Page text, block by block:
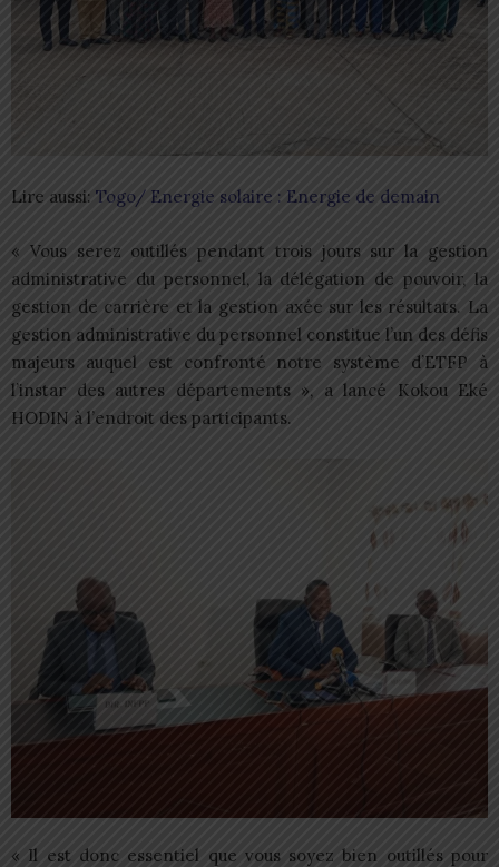
Lire aussi: Togo/ Energie solaire : Energie de demain
« Vous serez outillés pendant trois jours sur la gestion
administrative du personnel, la délégation de pouvoir, la
gestion de carrière et la gestion axée sur les résultats. La
gestion administrative du personnel constitue l’un des défis
majeurs auquel est confronté notre système d’ETFP à
l’instar des autres départements », a lancé Kokou Eké
HODIN à l’endroit des participants.
« Il est donc essentiel que vous soyez bien outillés pour